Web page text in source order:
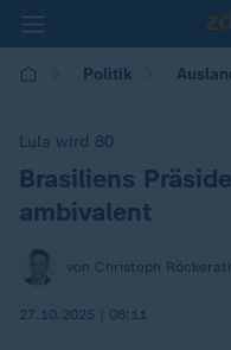
Politik
Lula wird 80
:Brasiliens
ambivalent
von Christoph
27.10.2025 | 08:11